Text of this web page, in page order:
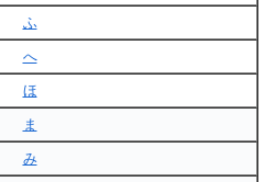
ふ
へ
ほ
ま
み